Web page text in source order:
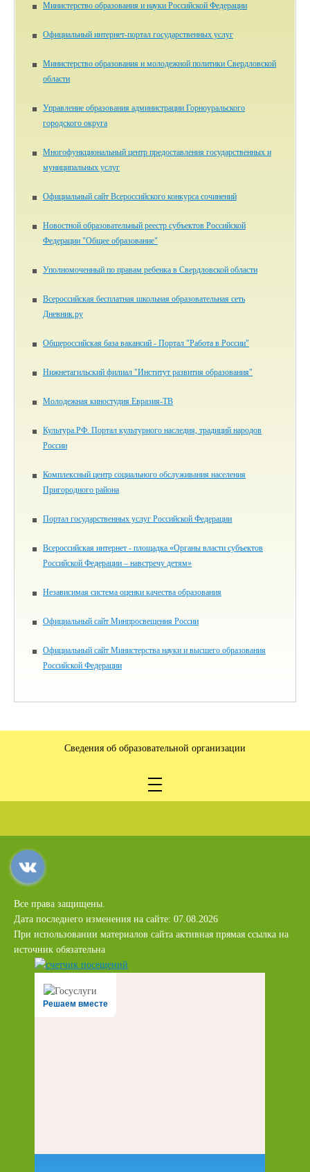
Министерство образования и науки Российской Федерации
Официальный интернет-портал государственных услуг
Министерство образования и молодежной политики Свердловской
области
Управление образования администрации Горноуральского
городского округа
Многофункциональный центр предоставления государственных и
муниципальных услуг
Официальный сайт Всероссийского конкурса сочинений
Новостной образовательный реестр субъектов Российской
Федерации "Общее образование"
Уполномоченный по правам ребенка в Свердловской области
Всероссийская бесплатная школьная образовательная сеть
Дневник.ру
Общероссийская база вакансий - Портал "Работа в России"
Нижнетагильский филиал "Институт развития образования"
Молодежная киностудия Евразия-ТВ
Культура.РФ. Портал культурного наследия, традиций народов
России
Комплексный центр социального обслуживания населения
Пригородного района
Портал государственных услуг Российской Федерации
Всероссийская интернет - площадка «Органы власти субъектов
Российской Федерации – навстречу детям»
Независимая система оценки качества образования
Официальный сайт Минпросвещения России
Официальный сайт Министерства науки и высшего образования
Российской Федерации
Сведения об образовательной организации
Все права защищены.
Дата последнего изменения на сайте: 07.08.2026
При использовании материалов сайта активная прямая ссылка на
источник обязательна
Решаем вместе